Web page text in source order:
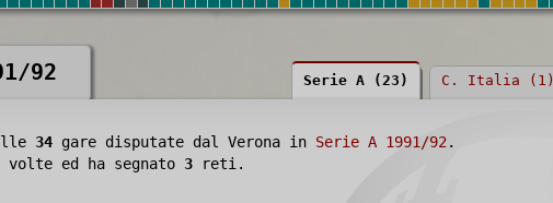
92 Serie A (23) C. Italia (1)
34 gare disputate dal Verona in Serie A 1991/92 .
ed ha segnato 3 reti.